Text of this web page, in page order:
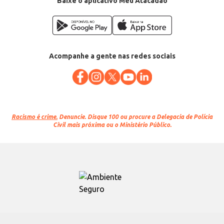
Acompanhe a gente nas redes sociais
Racismo é crime. Denuncie. Disque 100 ou procure a Delegacia de Polícia
Civil mais próxima ou o Ministério Público.